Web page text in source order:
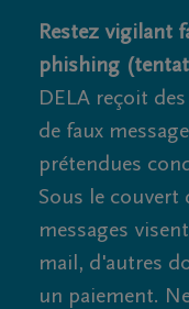
Restez vigilant
phishing
DELA reçoit
de faux
prétendues
Sous le couvert
messages
mail, d'autres
un paiement.